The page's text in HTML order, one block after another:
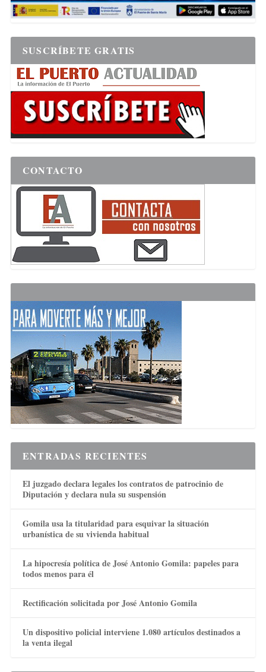
SUSCRÍBETE GRATIS
CONTACTO
ENTRADAS RECIENTES
El juzgado declara legales los contratos de patrocinio de
Diputación y declara nula su suspensión
Gomila usa la titularidad para esquivar la situación
urbanística de su vivienda habitual
La hipocresía política de José Antonio Gomila: papeles para
todos menos para él
Rectificación solicitada por José Antonio Gomila
Un dispositivo policial interviene 1.080 artículos destinados a
la venta ilegal